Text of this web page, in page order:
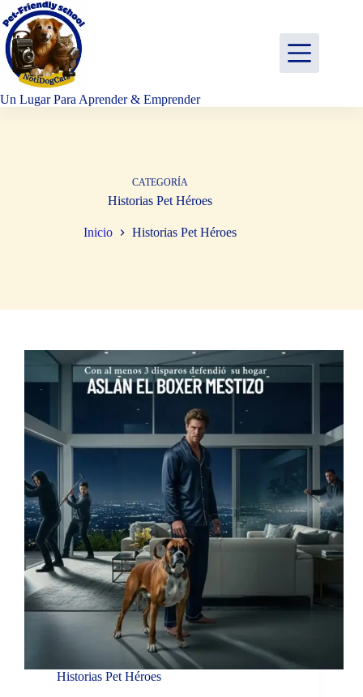
Saltar
al
contenido
Un Lugar Para Aprender & Emprender
CATEGORÍA
Historias Pet Héroes
Inicio Historias Pet Héroes
Historias Pet Héroes